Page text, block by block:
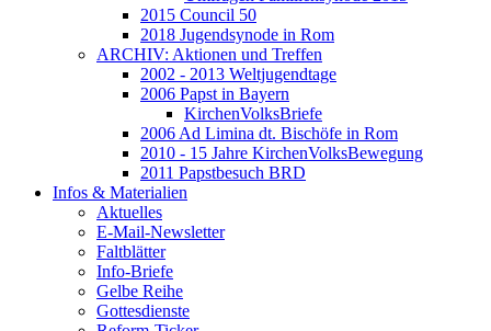
2015 Council 50
2018 Jugendsynode in Rom
ARCHIV: Aktionen und Treffen
2002 - 2013 Weltjugendtage
2006 Papst in Bayern
KirchenVolksBriefe
2006 Ad Limina dt. Bischöfe in Rom
2010 - 15 Jahre KirchenVolksBewegung
2011 Papstbesuch BRD
Infos & Materialien
Aktuelles
E-Mail-Newsletter
Faltblätter
Info-Briefe
Gelbe Reihe
Gottesdienste